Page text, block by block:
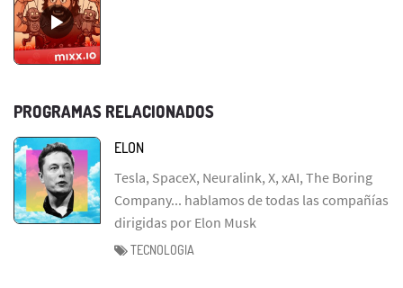
PROGRAMAS RELACIONADOS
ELON
Tesla, SpaceX, Neuralink, X, xAI, The Boring
Company... hablamos de todas las compañías
dirigidas por Elon Musk
TECNOLOGIA